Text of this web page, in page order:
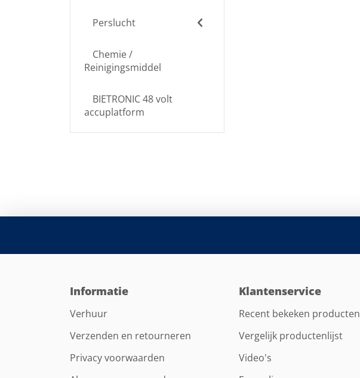
Perslucht
Chemie /
Reinigingsmiddel
BIETRONIC 48 volt
accuplatform
Informatie
Verhuur
Verzenden en retourneren
Privacy voorwaarden
Klantenservice
Recent bekeken producten
Vergelijk productenlijst
Video's